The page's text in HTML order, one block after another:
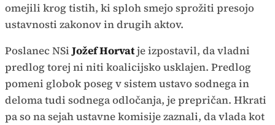
omejili krog tistih, ki sploh smejo sprožiti presojo
ustavnosti zakonov in drugih aktov.
Poslanec NSiJožef Horvatje izpostavil, da vladni
predlog torej ni niti koalicijsko usklajen. Predlog
pomeni globok poseg v sistem ustavo sodnega in
deloma tudi sodnega odločanja, je prepričan. Hkrati
pa so na sejah ustavne komisije zaznali, da vlada kot